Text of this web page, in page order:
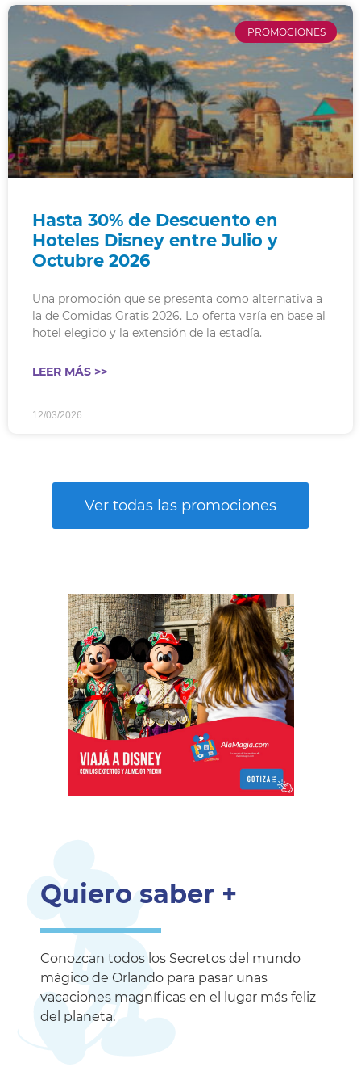
PROMOCIONES
Hasta 30% de Descuento en
Hoteles Disney entre Julio y
Octubre 2026​
Una promoción que se presenta como alternativa a
la de Comidas Gratis 2026. Lo oferta varía en base al
hotel elegido y la extensión de la estadía.
LEER MÁS >>
12/03/2026
Ver todas las promociones
Quiero saber +
Conozcan todos los Secretos del mundo
mágico de Orlando para pasar unas
vacaciones magníficas en el lugar más feliz
del planeta.